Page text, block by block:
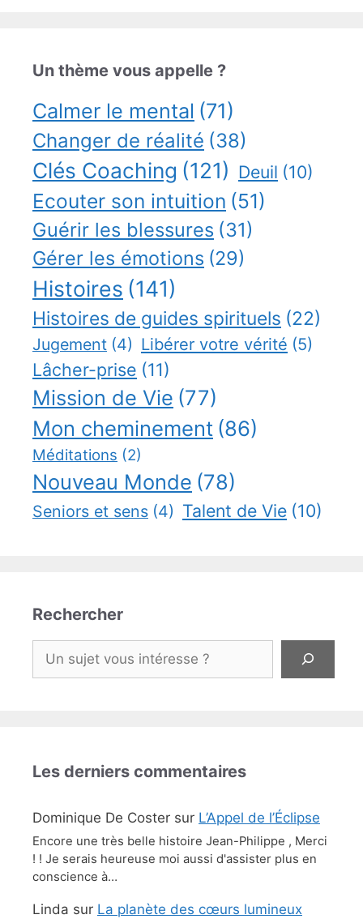
Un thème vous appelle ?
Calmer le mental (71)
Changer de réalité (38)
Clés Coaching (121) Deuil (10)
Ecouter son intuition (51)
Guérir les blessures (31)
Gérer les émotions (29)
Histoires (141)
Histoires de guides spirituels (22)
Jugement (4) Libérer votre vérité (5)
Lâcher-prise (11)
Mission de Vie (77)
Mon cheminement (86)
Méditations (2)
Nouveau Monde (78)
Seniors et sens (4) Talent de Vie (10)
Rechercher
Les derniers commentaires
Dominique De Coster sur L’Appel de l’Éclipse
Encore une très belle histoire Jean-Philippe , Merci
! ! Je serais heureuse moi aussi d'assister plus en
conscience à…
Linda sur La planète des cœurs lumineux